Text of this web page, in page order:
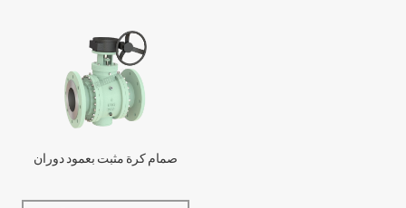
صمام كرة مثبت بعمود دوران